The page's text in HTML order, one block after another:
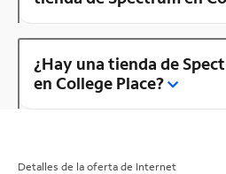
¿Hay una tienda de
en College Place?
Detalles de la oferta de Internet